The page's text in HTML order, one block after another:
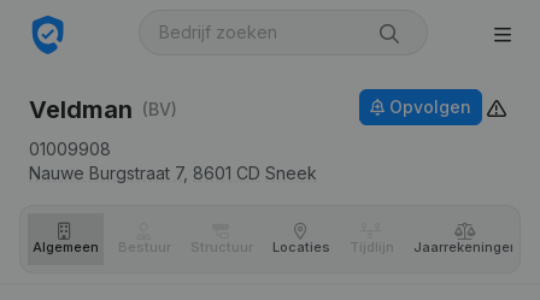
Veldman (BV)
01009908
Nauwe Burgstraat 7, 8601 CD Sneek
Opvolgen
Algemeen Bestuur Structuur Locaties Tijdlijn Jaar­rekeningen